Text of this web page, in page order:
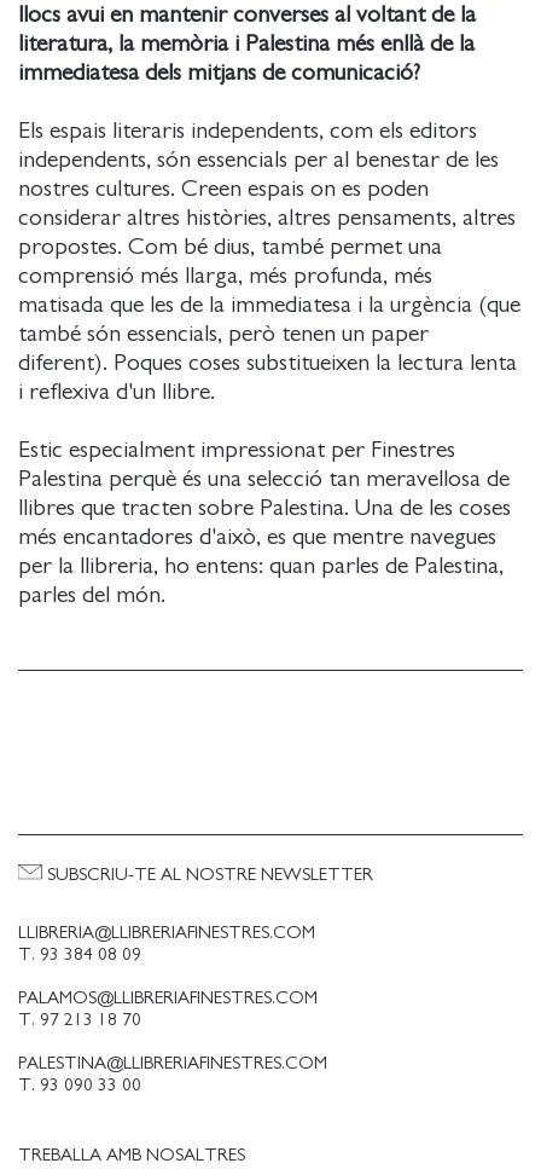
llocs avui en mantenir converses al voltant de la
literatura, la memòria i Palestina més enllà de la
immediatesa dels mitjans de comunicació?
Els espais literaris independents, com els editors
independents, són essencials per al benestar de les
nostres cultures. Creen espais on es poden
considerar altres històries, altres pensaments, altres
propostes. Com bé dius, també permet una
comprensió més llarga, més profunda, més
matisada que les de la immediatesa i la urgència (que
també són essencials, però tenen un paper
diferent). Poques coses substitueixen la lectura lenta
i reflexiva d'un llibre.
Estic especialment impressionat per Finestres
Palestina perquè és una selecció tan meravellosa de
llibres que tracten sobre Palestina. Una de les coses
més encantadores d'això, es que mentre navegues
per la llibreria, ho entens: quan parles de Palestina,
parles del món.
LLIBRERIA@LLIBRERIAFINESTRES.COM
T. 93 384 08 09
PALAMOS@LLIBRERIAFINESTRES.COM
T. 97 213 18 70
PALESTINA@LLIBRERIAFINESTRES.COM
T. 93 090 33 00
TREBALLA AMB NOSALTRES
SUBSCRIU-TE AL NOSTRE NEWSLETTER